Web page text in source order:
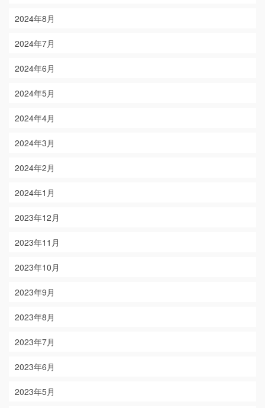
2024年8月
2024年7月
2024年6月
2024年5月
2024年4月
2024年3月
2024年2月
2024年1月
2023年12月
2023年11月
2023年10月
2023年9月
2023年8月
2023年7月
2023年6月
2023年5月